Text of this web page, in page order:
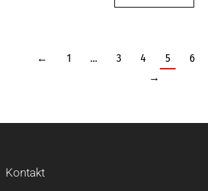
← 1 … 3 4 5 6
→
Kontakt